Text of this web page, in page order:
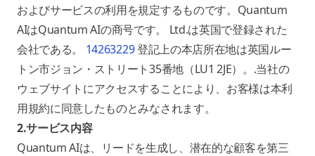
およびサービスの利用を規定するものです。Quantum
AIはQuantum AIの商号です。
Ltd.は英国で登録された
会社である。 14263229登記上の本店所在地は英国ルー
トン市ジョン・ストリート35番地（LU1 2JE）。 .当社の
ウェブサイトにアクセスすることにより、お客様は本利
用規約に同意したものとみなされます。
2.サービス内容
Quantum AIは、リードを生成し、潜在的な顧客を第三